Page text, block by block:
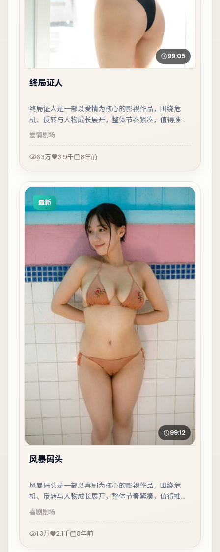
99:05
终局证人
终局证人是一部以爱情为核心的影视作品，围绕危
机、反转与人物成长展开，整体节奏紧凑，值得推荐
观看。
爱情剧场
6.3万 3.9千 8年前
最新
99:12
风暴码头
风暴码头是一部以喜剧为核心的影视作品，围绕危
机、反转与人物成长展开，整体节奏紧凑，值得推荐
观看。
喜剧剧场
1.3万 2.1千 8年前